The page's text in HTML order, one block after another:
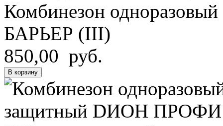
Комбинезон
БАРЬЕР (III)
850,00 руб.
В корзину